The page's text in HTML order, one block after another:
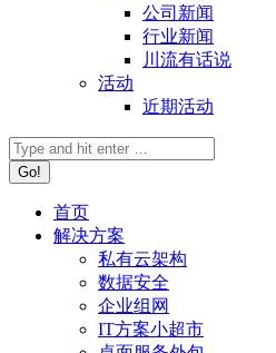
公司新闻
行业新闻
川流有话说
活动
近期活动
首页
解决方案
私有云架构
数据安全
企业组网
IT方案小超市